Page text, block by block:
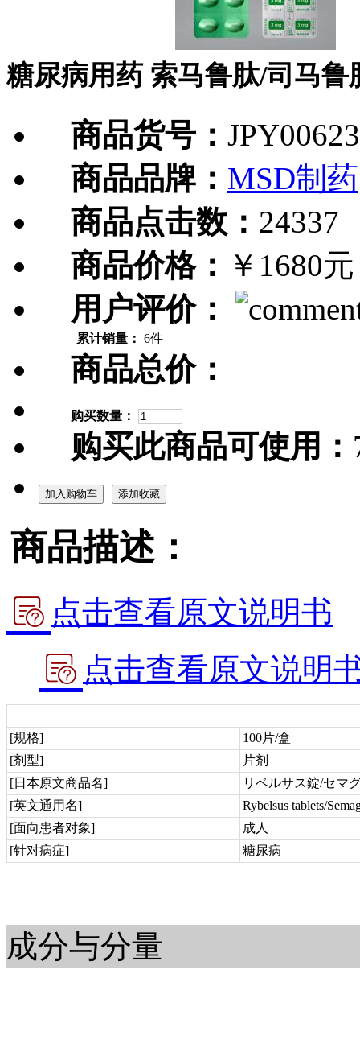
糖尿病用药 索马鲁肽/司马鲁
商品货号：
商品品牌： MSD制药
商品点击数： 24337
商品价格： ￥1680
用户评价：
累计销量： 6件
商品总价：
购买数量：
购买此商品可使用：
加入购物车 添加收藏
商品描述：
点击查看原文说明书
点击查看原文说明
[规格]
100片/盒
[剂型]
片剂
[日本原文商品名]
リベルサス錠/セマ
[英文通用名]
Rybelsus tablets/
[面向患者对象]
成人
[针对病症]
糖尿病
成分与分量